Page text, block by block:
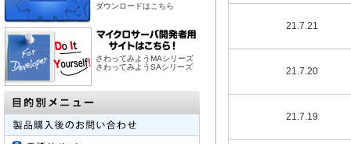
21.7.21
21.7.20
21.7.19
ダウンロードはこちら
さわってみようMAシリーズ
さわってみようSAシリーズ